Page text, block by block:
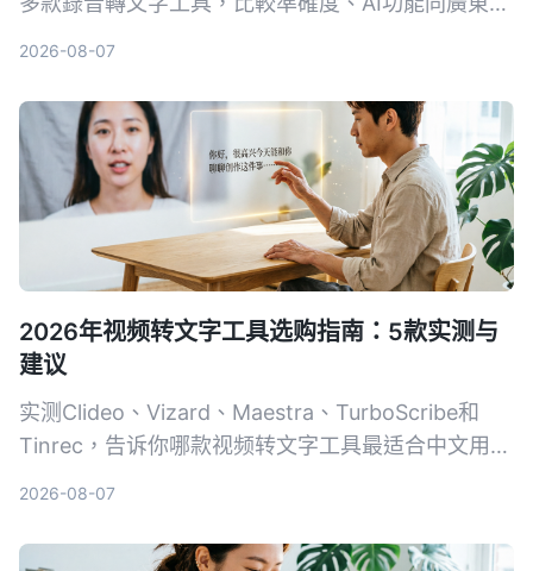
2026-08-07
2026年视频转文字工具选购指南：5款实测与
建议
实测Clideo、Vizard、Maestra、TurboScribe和
Tinrec，告诉你哪款视频转文字工具最适合中文用
2026-08-07